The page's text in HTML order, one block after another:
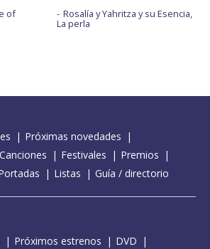
of Rosalía y Yahritza y su Esencia,
La perla
Próximas novedades
Canciones Festivales
Premios
Listas Guía / directorio
Próximos estrenos
DVD